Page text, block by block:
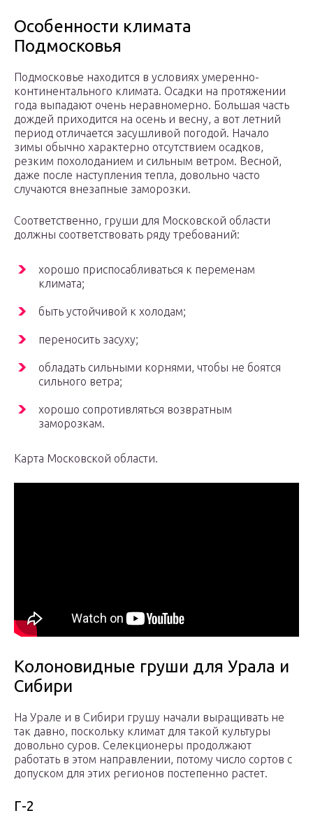
Особенности климата
Подмосковья
Подмосковье находится в условиях умеренно-
континентального климата. Осадки на протяжении
года выпадают очень неравномерно. Большая часть
дождей приходится на осень и весну, а вот летний
период отличается засушливой погодой. Начало
зимы обычно характерно отсутствием осадков,
резким похолоданием и сильным ветром. Весной,
даже после наступления тепла, довольно часто
случаются внезапные заморозки.
Соответственно, груши для Московской области
должны соответствовать ряду требований:
хорошо приспосабливаться к переменам
климата;
быть устойчивой к холодам;
переносить засуху;
обладать сильными корнями, чтобы не боятся
сильного ветра;
хорошо сопротивляться возвратным
заморозкам.
Карта Московской области.
Колоновидные груши для Урала и
Сибири
На Урале и в Сибири грушу начали выращивать не
так давно, поскольку климат для такой культуры
довольно суров. Селекционеры продолжают
работать в этом направлении, потому число сортов с
допуском для этих регионов постепенно растет.
Г-2